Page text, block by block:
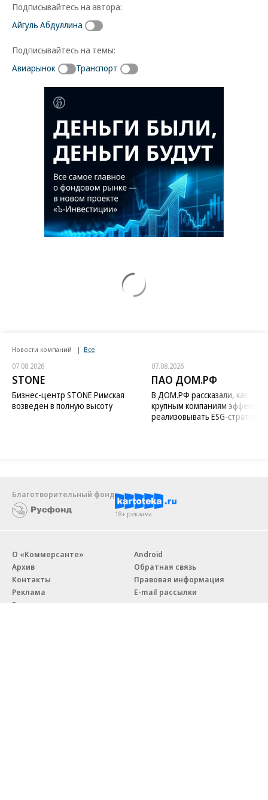
Подписывайтесь на автора:
Айгуль Абдуллина
Подписывайтесь на темы:
Авиарынок
Транспорт
Новости компаний Все
07.08.2026
STONE
Бизнес-центр STONE Римская
возведен в полную высоту
07.08.2026
ПАО ДОМ.РФ
В ДОМ.РФ рассказали, как
крупным компаниям
реализовывать ESG-стратегию
Благотворительный фонд
18+ реклама
О «Коммерсанте»
Архив
Контакты
Реклама
Вакансии
Android
Обратная связь
Правовая информация
E-mail рассылки